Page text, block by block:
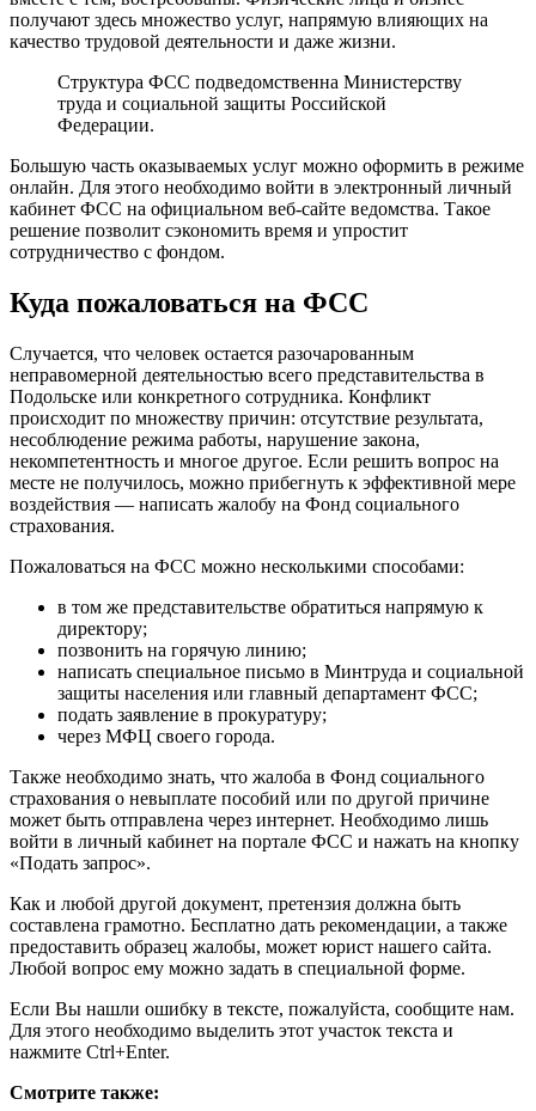
получают здесь множество услуг, напрямую влияющих на
качество трудовой деятельности и даже жизни.
Структура ФСС подведомственна Министерству
труда и социальной защиты Российской
Федерации.
Большую часть оказываемых услуг можно оформить в режиме
онлайн. Для этого необходимо войти в электронный личный
кабинет ФСС на официальном веб-сайте ведомства. Такое
решение позволит сэкономить время и упростит
сотрудничество с фондом.
Куда пожаловаться на ФСС
Случается, что человек остается разочарованным
неправомерной деятельностью всего представительства в
Подольске или конкретного сотрудника. Конфликт
происходит по множеству причин: отсутствие результата,
несоблюдение режима работы, нарушение закона,
некомпетентность и многое другое. Если решить вопрос на
месте не получилось, можно прибегнуть к эффективной мере
воздействия — написать жалобу на Фонд социального
страхования.
Пожаловаться на ФСС можно несколькими способами:
в том же представительстве обратиться напрямую к
директору;
позвонить на горячую линию;
написать специальное письмо в Минтруда и социальной
защиты населения или главный департамент ФСС;
подать заявление в прокуратуру;
через МФЦ своего города.
Также необходимо знать, что жалоба в Фонд социального
страхования о невыплате пособий или по другой причине
может быть отправлена через интернет. Необходимо лишь
войти в личный кабинет на портале ФСС и нажать на кнопку
«Подать запрос».
Как и любой другой документ, претензия должна быть
составлена грамотно. Бесплатно дать рекомендации, а также
предоставить образец жалобы, может юрист нашего сайта.
Любой вопрос ему можно задать в специальной форме.
Если Вы нашли ошибку в тексте, пожалуйста, сообщите нам.
Для этого необходимо выделить этот участок текста и
нажмите Ctrl+Enter.
Смотрите также: